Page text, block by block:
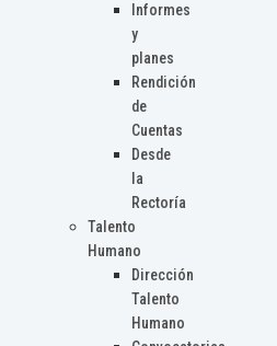
Informes
y
planes
Rendición
de
Cuentas
Desde
la
Rectoría
Talento
Humano
Dirección
Talento
Humano